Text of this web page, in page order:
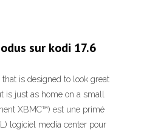
sur kodi 17.6
is designed to look great
just as home on a small
XBMC™) est une primé
logiciel media center pour